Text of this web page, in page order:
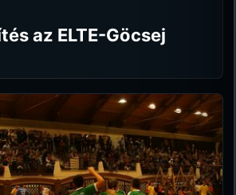
az ELTE-Göcsej